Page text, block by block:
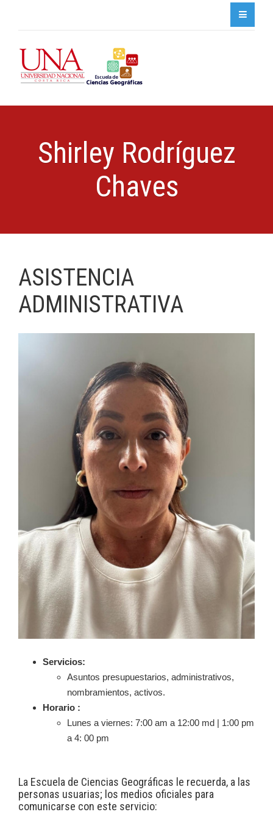
Shirley Rodríguez
Chaves
ASISTENCIA
ADMINISTRATIVA
Servicios:
Asuntos presupuestarios, administrativos,
nombramientos, activos.
Horario :
Lunes a viernes: 7:00 am a 12:00 md | 1:00 pm
a 4: 00 pm
La Escuela de Ciencias Geográficas le recuerda, a las
personas usuarias; los medios oficiales para
comunicarse con este servicio: